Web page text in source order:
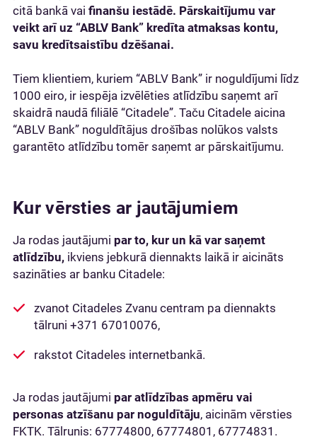
citā bankā vai finanšu iestādē. Pārskaitījumu var
veikt arī uz “ABLV Bank” kredīta atmaksas kontu,
savu kredītsaistību dzēšanai.
Tiem klientiem, kuriem “ABLV Bank” ir noguldījumi līdz
1000 eiro, ir iespēja izvēlēties atlīdzību saņemt arī
skaidrā naudā filiālē “Citadele”. Taču Citadele aicina
“ABLV Bank” noguldītājus drošības nolūkos valsts
garantēto atlīdzību tomēr saņemt ar pārskaitījumu.
Kur vērsties ar jautājumiem
Ja rodas jautājumi par to, kur un kā var saņemt
atlīdzību, ikviens jebkurā diennakts laikā ir aicināts
sazināties ar banku Citadele:
zvanot Citadeles Zvanu centram pa diennakts
tālruni +371 67010076,
rakstot Citadeles internetbankā.
Ja rodas jautājumi par atlīdzības apmēru vai
personas atzīšanu par noguldītāju, aicinām vērsties
FKTK. Tālrunis: 67774800, 67774801, 67774831.